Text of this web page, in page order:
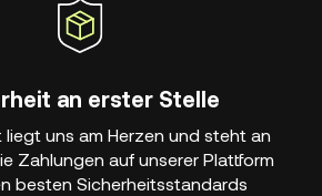
an erster Stelle
liegt uns am Herzen und steht an
Zahlungen auf unserer Plattform
besten Sicherheitsstandards